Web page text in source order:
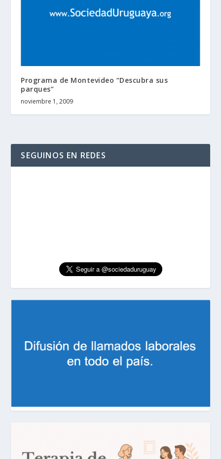
Programa de Montevideo “Descubra sus
parques”
noviembre 1, 2009
SEGUINOS EN REDES